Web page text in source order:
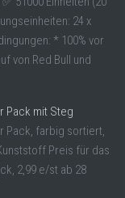
24 x
* 100% vor
von Red Bull und
Pack mit Steg
Pack, farbig sortiert,
Preis für das
2,99 e/st ab 28